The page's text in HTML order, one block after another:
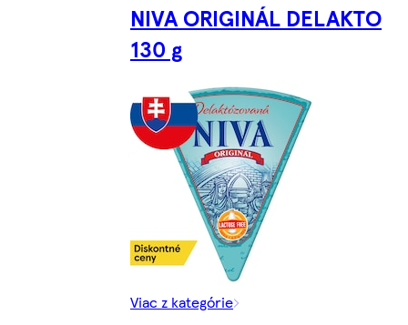
NIVA ORIGINÁL DELAKTO
130 g
Viac z kategórie